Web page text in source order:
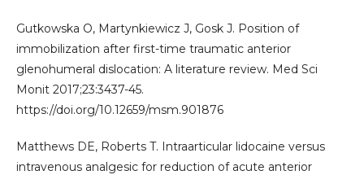
Gutkowska O, Martynkiewicz J, Gosk J. Position of
immobilization after first-time traumatic anterior
glenohumeral dislocation: A literature review. Med Sci
Monit 2017;23:3437-45.
https://doi.org/10.12659/msm.901876
Matthews DE, Roberts T. Intraarticular lidocaine versus
intravenous analgesic for reduction of acute anterior